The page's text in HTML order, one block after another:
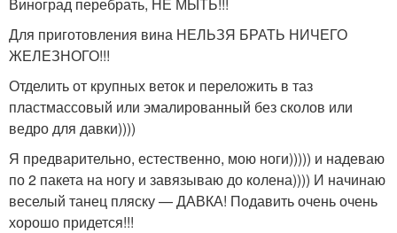
Для приготовления вина НЕЛЬЗЯ БРАТЬ НИЧЕГО
ЖЕЛЕЗНОГО!!!
Отделить от крупных веток и переложить в таз
пластмассовый или эмалированный без сколов или
ведро для давки))))
Я предварительно, естественно, мою ноги))))) и надеваю
по 2 пакета на ногу и завязываю до колена)))) И начинаю
веселый танец пляску — ДАВКА! Подавить очень очень
хорошо придется!!!